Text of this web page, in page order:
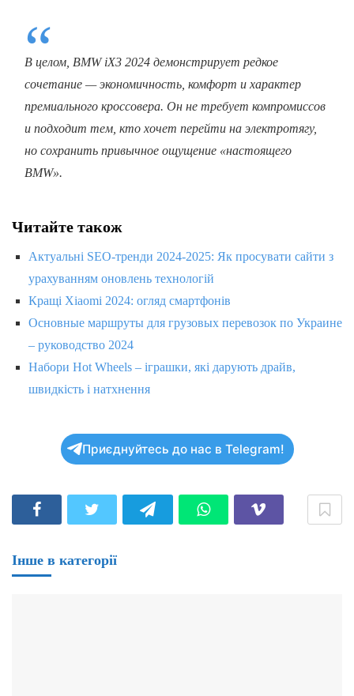
В целом, BMW iX3 2024 демонстрирует редкое
сочетание — экономичность, комфорт и характер
премиального кроссовера. Он не требует компромиссов
и подходит тем, кто хочет перейти на электротягу,
но сохранить привычное ощущение «настоящего
BMW».
Читайте також
Актуальні SEO-тренди 2024-2025: Як просувати сайти з
урахуванням оновлень технологій
Кращі Xiaomi 2024: огляд смартфонів
Основные маршруты для грузовых перевозок по Украине
– руководство 2024
Набори Hot Wheels – іграшки, які дарують драйв,
швидкість і натхнення
Приєднуйтесь до нас в Telegram!
Інше в категорії